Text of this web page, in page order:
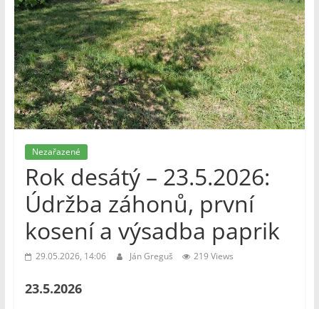
Nezařazené
Rok desátý – 23.5.2026:
Údržba záhonů, první
kosení a výsadba paprik
29.05.2026, 14:06 Ján Greguš 219 Views
23.5.2026